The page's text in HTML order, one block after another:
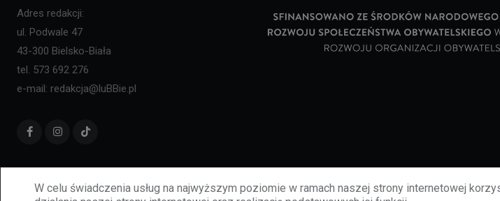
W celu świadczenia usług na najwyższym poziomie w ramach naszej strony internetowej
Adres redakcji:
ul. Podwale 47
43-300 Bielsko-Biała
tel. 573 692 276
e-mail: redakcja@luBBie.pl